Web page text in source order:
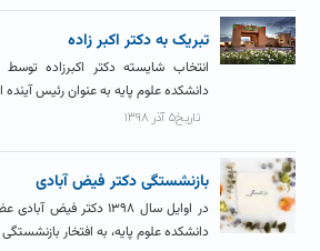
تبریک به دکتر اکبر زاده
انتخاب شایسته دکتر اکبرزاده
دانشکده علوم پایه به عنوان رئیس آینده
تاریخ۵ آذر ۱۳۹۸
بازنشستگی دکتر فیض آبادی
در اوایل سال ۱۳۹۸ دکتر
دانشکده علوم پایه، به افتخار بازنشستگی